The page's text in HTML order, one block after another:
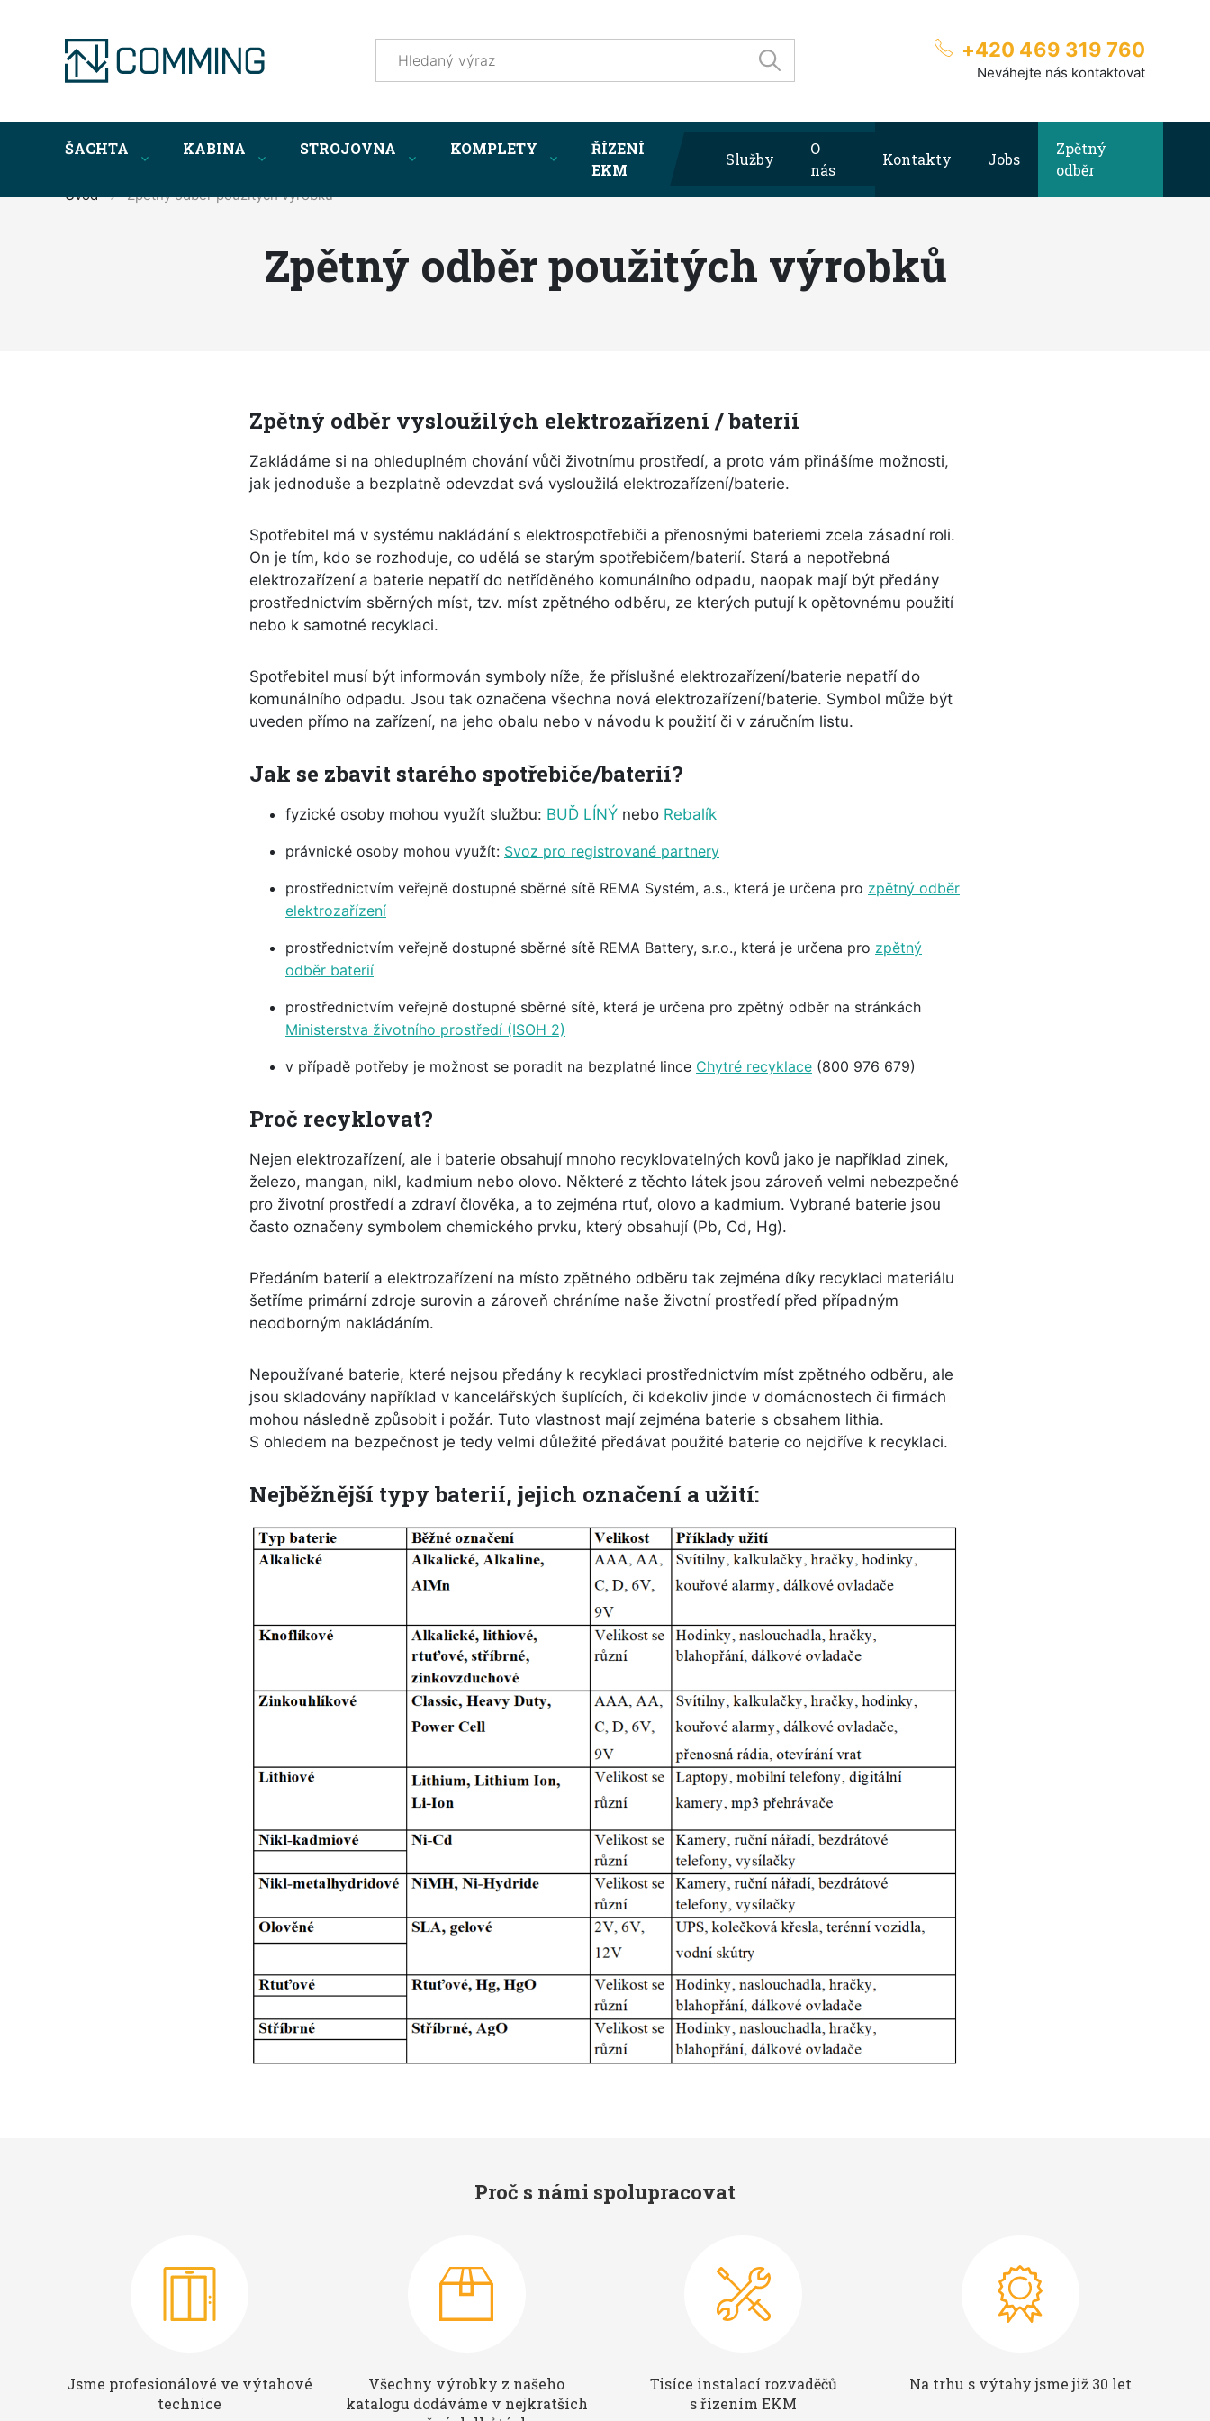
+420 469 319 760
Neváhejte nás kontaktovat
ŠACHTA KABINA STROJOVNA KOMPLETY
ŘÍZENÍ
EKM
Služby
O
nás
Kontakty Jobs
Zpětný
odběr
Úvod Zpětný odběr použitých výrobků
Zpětný odběr použitých výrobků
Zpětný odběr vysloužilých elektrozařízení / baterií
Zakládáme si na ohleduplném chování vůči životnímu prostředí, a proto vám přinášíme možnosti,
jak jednoduše a bezplatně odevzdat svá vysloužilá elektrozařízení/baterie.
Spotřebitel má v systému nakládání s elektrospotřebiči a přenosnými bateriemi zcela zásadní roli.
On je tím, kdo se rozhoduje, co udělá se starým spotřebičem/baterií. Stará a nepotřebná
elektrozařízení a baterie nepatří do netříděného komunálního odpadu, naopak mají být předány
prostřednictvím sběrných míst, tzv. míst zpětného odběru, ze kterých putují k opětovnému použití
nebo k samotné recyklaci.
Spotřebitel musí být informován symboly níže, že příslušné elektrozařízení/baterie nepatří do
komunálního odpadu. Jsou tak označena všechna nová elektrozařízení/baterie. Symbol může být
uveden přímo na zařízení, na jeho obalu nebo v návodu k použití či v záručním listu.
Jak se zbavit starého spotřebiče/baterií?
fyzické osoby mohou využít službu: BUĎ LÍNÝ nebo Rebalík
právnické osoby mohou využít: Svoz pro registrované partnery
prostřednictvím veřejně dostupné sběrné sítě REMA Systém, a.s., která je určena pro zpětný odběr
elektrozařízení
prostřednictvím veřejně dostupné sběrné sítě REMA Battery, s.r.o., která je určena pro zpětný
odběr baterií
prostřednictvím veřejně dostupné sběrné sítě, která je určena pro zpětný odběr na stránkách
Ministerstva životního prostředí (ISOH 2)
v případě potřeby je možnost se poradit na bezplatné lince Chytré recyklace (800 976 679)
Proč recyklovat?
Nejen elektrozařízení, ale i baterie obsahují mnoho recyklovatelných kovů jako je například zinek,
železo, mangan, nikl, kadmium nebo olovo. Některé z těchto látek jsou zároveň velmi nebezpečné
pro životní prostředí a zdraví člověka, a to zejména rtuť, olovo a kadmium. Vybrané baterie jsou
často označeny symbolem chemického prvku, který obsahují (Pb, Cd, Hg).
Předáním baterií a elektrozařízení na místo zpětného odběru tak zejména díky recyklaci materiálu
šetříme primární zdroje surovin a zároveň chráníme naše životní prostředí před případným
neodborným nakládáním.
Nepoužívané baterie, které nejsou předány k recyklaci prostřednictvím míst zpětného odběru, ale
jsou skladovány například v kancelářských šuplících, či kdekoliv jinde v domácnostech či firmách
mohou následně způsobit i požár. Tuto vlastnost mají zejména baterie s obsahem lithia.
S ohledem na bezpečnost je tedy velmi důležité předávat použité baterie co nejdříve k recyklaci.
Nejběžnější typy baterií, jejich označení a užití:
Proč s námi spolupracovat
Jsme profesionálové ve výtahové
technice
Všechny výrobky z našeho
katalogu dodáváme v nejkratších
Tisíce instalací rozvaděčů
s řízením EKM
Na trhu s výtahy jsme již 30 let